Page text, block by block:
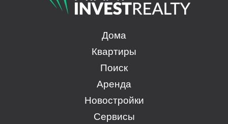
Дома
Квартиры
Поиск
Аренда
Новостройки
Сервисы